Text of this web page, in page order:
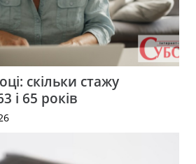
скільки стажу
і 65 років